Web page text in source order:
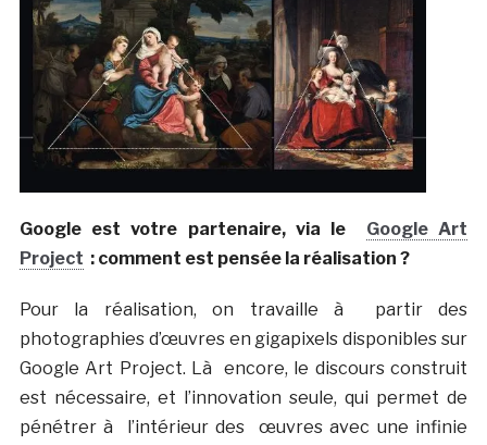
Google est votre partenaire, via le Google Art
Project : comment est pensée la réalisation ?
Pour la réalisation, on travaille à partir des
photographies d’œuvres en gigapixels disponibles sur
Google Art Project. Là encore, le discours construit
est nécessaire, et l’innovation seule, qui permet de
pénétrer à l’intérieur des œuvres avec une infinie